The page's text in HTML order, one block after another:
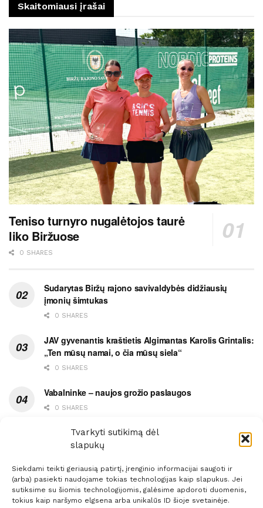
Tvarkyti sutikimą dėl
slapukų
Siekdami teikti geriausią patirtį, įrenginio informacijai saugoti ir
(arba) pasiekti naudojame tokias technologijas kaip slapukus. Jei
sutiksime su šiomis technologijomis, galėsime apdoroti duomenis,
tokius kaip naršymo elgsena arba unikalūs ID šioje svetainėje.
Skaitomiausi įrašai
Teniso turnyro nugalėtojos taurė
liko Biržuose
0 SHARES
Sudarytas Biržų rajono savivaldybės didžiausių
įmonių šimtukas
0 SHARES
JAV gyvenantis kraštietis Algimantas Karolis Grintalis:
„Ten mūsų namai, o čia mūsų siela“
0 SHARES
Vabalninke – naujos grožio paslaugos
0 SHARES
Vytauto gatvės grimasos, arba užsitęsusi Biržų gėda
0 SHARES